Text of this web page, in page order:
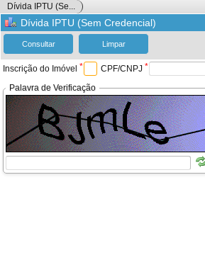
Dívida IPTU (Se...
Dívida IPTU (Sem Credencial)
Inscrição do Imóvel * CPF/CNPJ *
Palavra de Verificação